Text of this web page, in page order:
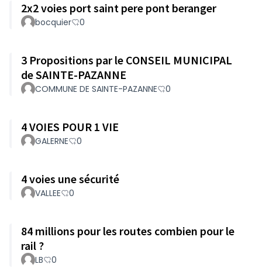
2x2 voies port saint pere pont beranger
bocquier 0
3 Propositions par le CONSEIL MUNICIPAL
de SAINTE-PAZANNE
COMMUNE DE SAINTE-PAZANNE 0
4 VOIES POUR 1 VIE
GALERNE 0
4 voies une sécurité
VALLEE 0
84 millions pour les routes combien pour le
rail ?
LB 0